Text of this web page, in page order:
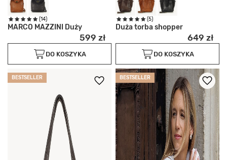
(14)
MARCO MAZZINI Duży
599 zł
DO KOSZYKA
(5)
Duża torba shopper
649 zł
DO KOSZYKA
BESTSELLER BESTSELLER